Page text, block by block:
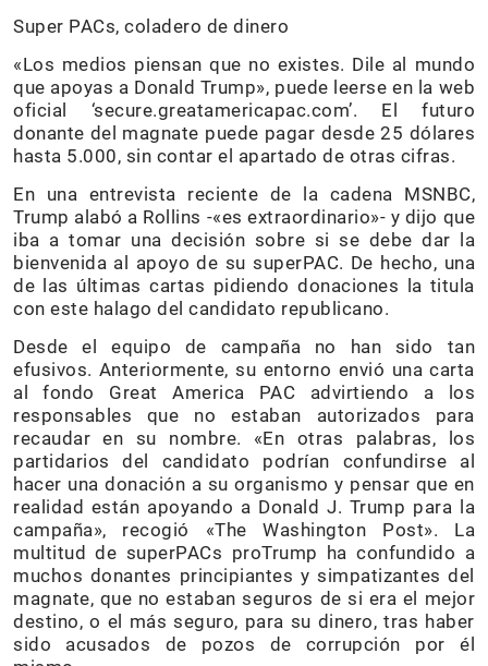
Super PACs, coladero de dinero
«Los medios piensan que no existes. Dile al mundo
que apoyas a Donald Trump», puede leerse en la web
oficial ‘secure.greatamericapac.com’. El futuro
donante del magnate puede pagar desde 25 dólares
hasta 5.000, sin contar el apartado de otras cifras.
En una entrevista reciente de la cadena MSNBC,
Trump alabó a Rollins -«es extraordinario»- y dijo que
iba a tomar una decisión sobre si se debe dar la
bienvenida al apoyo de su superPAC. De hecho, una
de las últimas cartas pidiendo donaciones la titula
con este halago del candidato republicano.
Desde el equipo de campaña no han sido tan
efusivos. Anteriormente, su entorno envió una carta
al fondo Great America PAC advirtiendo a los
responsables que no estaban autorizados para
recaudar en su nombre. «En otras palabras, los
partidarios del candidato podrían confundirse al
hacer una donación a su organismo y pensar que en
realidad están apoyando a Donald J. Trump para la
campaña», recogió «The Washington Post». La
multitud de superPACs proTrump ha confundido a
muchos donantes principiantes y simpatizantes del
magnate, que no estaban seguros de si era el mejor
destino, o el más seguro, para su dinero, tras haber
sido acusados de pozos de corrupción por él